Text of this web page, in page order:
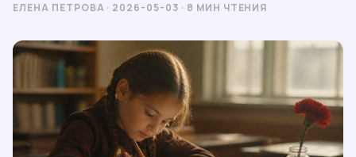
ЕЛЕНА ПЕТРОВА · 2026-05-03 · 8 МИН ЧТЕНИЯ